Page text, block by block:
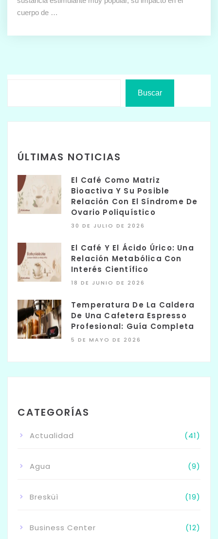
cuerpo de …
Buscar
ÚLTIMAS NOTICIAS
El Café Como Matriz
Bioactiva Y Su Posible
Relación Con El Síndrome De
Ovario Poliquístico
30 DE JULIO DE 2026
El Café Y El Ácido Úrico: Una
Relación Metabólica Con
Interés Científico
18 DE JUNIO DE 2026
Temperatura De La Caldera
De Una Cafetera Espresso
Profesional: Guía Completa
5 DE MAYO DE 2026
CATEGORÍAS
Actualidad (41)
Agua (9)
Bresküì (19)
Business Center (12)